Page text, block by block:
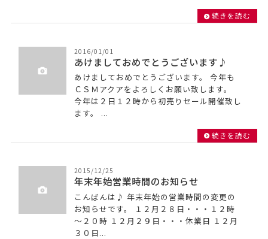
続きを読む
2016/01/01
あけましておめでとうございます♪
あけましておめでとうございます。 今年も
ＣＳＭアクアをよろしくお願い致します。
今年は２日１２時から初売りセール開催致し
ます。 ...
続きを読む
2015/12/25
年末年始営業時間のお知らせ
こんばんは♪ 年末年始の営業時間の変更の
お知らせです。 １２月２８日・・・１２時
～２０時 １２月２９日・・・休業日 １２月
３０日...